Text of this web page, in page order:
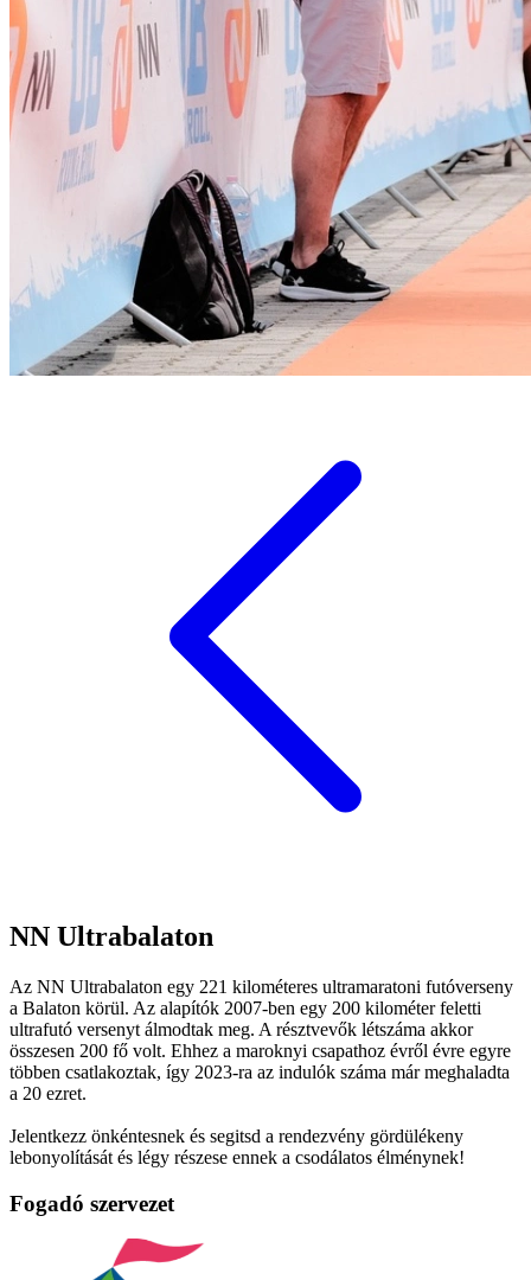
NN Ultrabalaton
Az NN Ultrabalaton egy 221 kilométeres ultramaratoni futóverseny
a Balaton körül. Az alapítók 2007-ben egy 200 kilométer feletti
ultrafutó versenyt álmodtak meg. A résztvevők létszáma akkor
összesen 200 fő volt. Ehhez a maroknyi csapathoz évről évre egyre
többen csatlakoztak, így 2023-ra az indulók száma már meghaladta
a 20 ezret.
Jelentkezz önkéntesnek és segitsd a rendezvény gördülékeny
lebonyolítását és légy részese ennek a csodálatos élménynek!
Fogadó szervezet